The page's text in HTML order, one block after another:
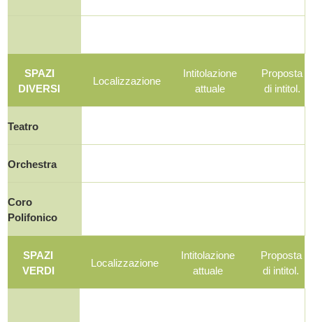
SPAZI
DIVERSI
Localizzazione
Intitolazione
attuale
Proposta
di intitol.
Teatro
Orchestra
Coro
Polifonico
SPAZI
VERDI
Localizzazione
Intitolazione
attuale
Proposta
di intitol.